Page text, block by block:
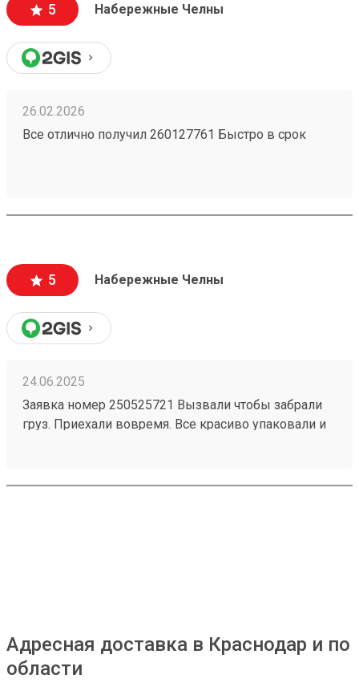
5 Набережные Челны
26.02.2026
Все отлично получил 260127761 Быстро в срок
5 Набережные Челны
24.06.2025
Заявка номер 250525721 Вызвали чтобы забрали
груз. Приехали вовремя. Все красиво упаковали и
Адресная доставка в Краснодар и по
области